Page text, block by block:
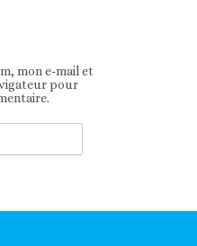
mon e-mail et
pour